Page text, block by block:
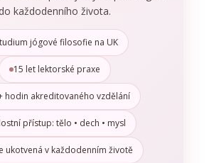
do každodenního života.
jógové filosofie na UK
15 let lektorské praxe
hodin akreditovaného vzdělání
přístup: tělo • dech • mysl
ukotvená v každodenním životě